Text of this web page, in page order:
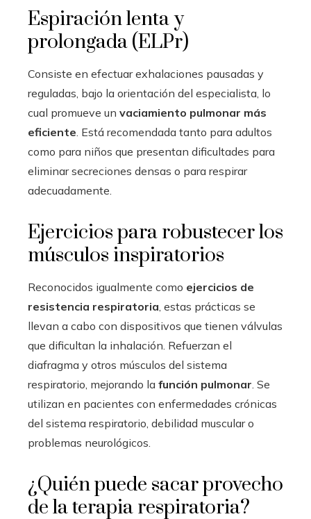
Espiración lenta y
prolongada (ELPr)
Consiste en efectuar exhalaciones pausadas y
reguladas, bajo la orientación del especialista, lo
cual promueve un vaciamiento pulmonar más
eficiente. Está recomendada tanto para adultos
como para niños que presentan dificultades para
eliminar secreciones densas o para respirar
adecuadamente.
Ejercicios para robustecer los
músculos inspiratorios
Reconocidos igualmente como ejercicios de
resistencia respiratoria, estas prácticas se
llevan a cabo con dispositivos que tienen válvulas
que dificultan la inhalación. Refuerzan el
diafragma y otros músculos del sistema
respiratorio, mejorando la función pulmonar. Se
utilizan en pacientes con enfermedades crónicas
del sistema respiratorio, debilidad muscular o
problemas neurológicos.
¿Quién puede sacar provecho
de la terapia respiratoria?